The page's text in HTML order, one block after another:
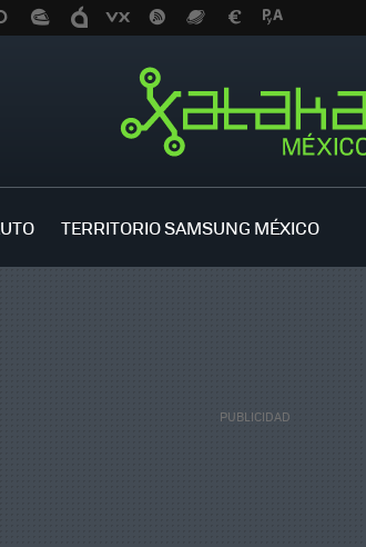
TERRITORIO SAMSUNG MÉXICO